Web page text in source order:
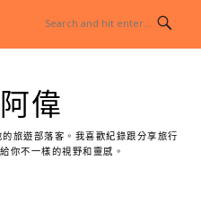
偉
旅遊部落客。我喜歡紀錄跟分享旅行
你不一樣的視野和靈感。